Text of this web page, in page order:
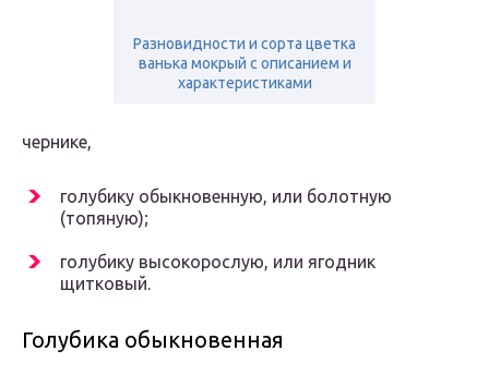
Разновидности и сорта цветка
ванька мокрый с описанием и
характеристиками
чернике,
голубику обыкновенную, или болотную
(топяную);
голубику высокорослую, или ягодник
щитковый.
Голубика обыкновенная